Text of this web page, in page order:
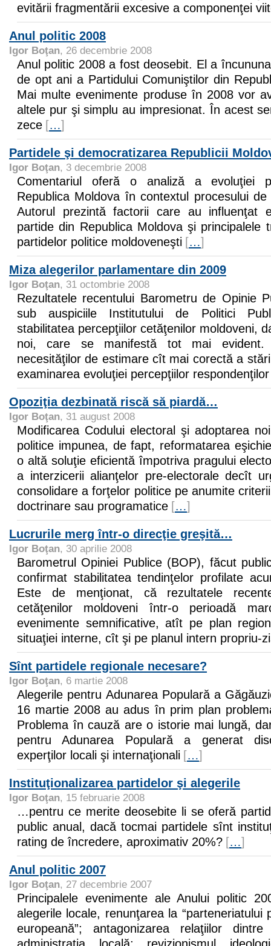
evitării fragmentării excesive a componenţei
Anul politic 2008
Igor Boţan, 26 decembrie 2008
Anul politic 2008 a fost deosebit. El a
de opt ani a Partidului Comuniştilor din
Mai multe evenimente produse în 2008 vor
altele pur şi simplu au impresionat. În acest
zece […]
Partidele şi democratizarea Republicii
Igor Boţan, 3 decembrie 2008
Comentariul oferă o analiză a evoluţiei
Republica Moldova în contextul procesului
Autorul prezintă factorii care au influenţat
partide din Republica Moldova şi principalele
partidelor politice moldoveneşti […]
Miza alegerilor parlamentare din 2009
Igor Boţan, 31 octombrie 2008
Rezultatele recentului Barometru de Opinie
sub auspiciile Institutului de Politici
stabilitatea percepţiilor cetăţenilor moldoveni,
noi, care se manifestă tot mai evident.
necesităţilor de estimare cît mai corectă a
examinarea evoluţiei percepţiilor respondenţilor
Opoziţia dezbinată riscă să piardă…
Igor Boţan, 31 august 2008
Modificarea Codului electoral şi adoptarea
politice impunea, de fapt, reformatarea
o altă soluţie eficientă împotriva pragului
a interzicerii alianţelor pre-electorale decît
consolidare a forţelor politice pe anumite
doctrinare sau programatice […]
Lucrurile merg într-o direcţie greşită…
Igor Boţan, 30 aprilie 2008
Barometrul Opiniei Publice (BOP), făcut
confirmat stabilitatea tendinţelor profilate
Este de menţionat, că rezultatele
cetăţenilor moldoveni într-o perioadă
evenimente semnificative, atît pe plan
situaţiei interne, cît şi pe planul intern propriu-
Sînt partidele regionale necesare?
Igor Boţan, 6 martie 2008
Alegerile pentru Adunarea Populară a
16 martie 2008 au adus în prim plan
Problema în cauză are o istorie mai lungă,
pentru Adunarea Populară a generat
experţilor locali şi internaţionali […]
Instituţionalizarea partidelor şi alegerile
Igor Boţan, 15 februarie 2008
…pentru ce merite deosebite li se oferă
public anual, dacă tocmai partidele sînt
rating de încredere, aproximativ 20%? […]
Anul politic 2007
Igor Boţan, 27 decembrie 2007
Principalele evenimente ale Anului politic
alegerile locale, renunţarea la “parteneriatului
europeană”; antagonizarea relaţiilor
administraţia locală; revizionismul